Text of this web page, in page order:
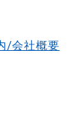
/会社概要